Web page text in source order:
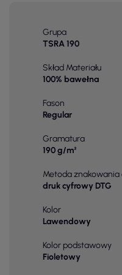
Grupa
TSRA 190
Skład Materiału
100% bawełna
Fason
Regular
Gramatura
190 g/m²
Metoda znakowania
druk cyfrowy DTG
Kolor
Lawendowy
Kolor podstawowy
Fioletowy